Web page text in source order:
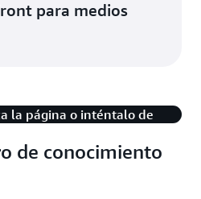
para medios
de conocimiento
la página o inténtalo de